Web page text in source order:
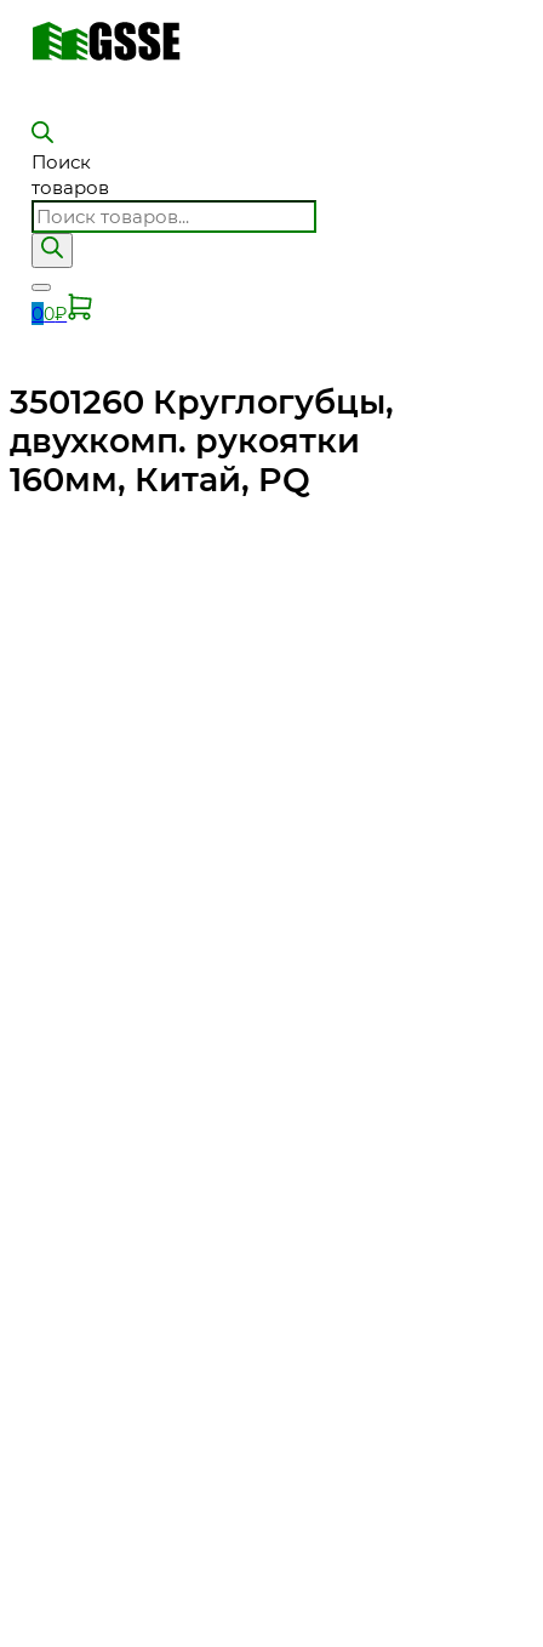
Поиск
товаров
00₽
3501260 Круглогубцы,
двухкомп. рукоятки
160мм, Китай, PQ